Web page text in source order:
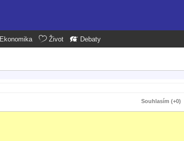
Ekonomika Život Debaty
Souhlasím (+0)